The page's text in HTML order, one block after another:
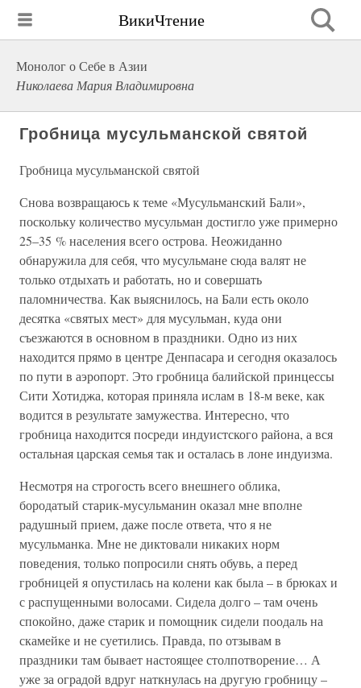
ВикиЧтение
Монолог о Себе в Азии
Николаева Мария Владимировна
Гробница мусульманской святой
Гробница мусульманской святой
Снова возвращаюсь к теме «Мусульманский Бали»,
поскольку количество мусульман достигло уже примерно
25–35 % населения всего острова. Неожиданно
обнаружила для себя, что мусульмане сюда валят не
только отдыхать и работать, но и совершать
паломничества. Как выяснилось, на Бали есть около
десятка «святых мест» для мусульман, куда они
съезжаются в основном в праздники. Одно из них
находится прямо в центре Денпасара и сегодня оказалось
по пути в аэропорт. Это гробница балийской принцессы
Сити Хотиджа, которая приняла ислам в 18-м веке, как
водится в результате замужества. Интересно, что
гробница находится посреди индуистского района, а вся
остальная царская семья так и осталась в лоне индуизма.
Несмотря на строгость всего внешнего облика,
бородатый старик-мусульманин оказал мне вполне
радушный прием, даже после ответа, что я не
мусульманка. Мне не диктовали никаких норм
поведения, только попросили снять обувь, а перед
гробницей я опустилась на колени как была – в брюках и
с распущенными волосами. Сидела долго – там очень
спокойно, даже старик и помощник сидели поодаль на
скамейке и не суетились. Правда, по отзывам в
праздники там бывает настоящее столпотворение… А
уже за оградой вдруг наткнулась на другую гробницу –